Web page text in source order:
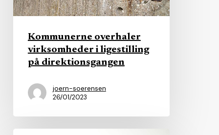
direktionsgangen
Kommunerne overhaler
virksomheder i ligestilling
på direktionsgangen
joern-soerensen
26/01/2023